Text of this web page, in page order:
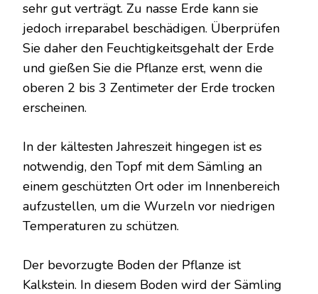
sehr gut verträgt. Zu nasse Erde kann sie
jedoch irreparabel beschädigen. Überprüfen
Sie daher den Feuchtigkeitsgehalt der Erde
und gießen Sie die Pflanze erst, wenn die
oberen 2 bis 3 Zentimeter der Erde trocken
erscheinen.
In der kältesten Jahreszeit hingegen ist es
notwendig, den Topf mit dem Sämling an
einem geschützten Ort oder im Innenbereich
aufzustellen, um die Wurzeln vor niedrigen
Temperaturen zu schützen.
Der bevorzugte Boden der Pflanze ist
Kalkstein. In diesem Boden wird der Sämling